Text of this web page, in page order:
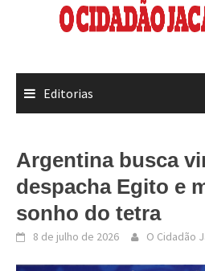
Editorias
Argentina busca
despacha Egito e
sonho do tetra
8 de julho de 2026 O Cidadão